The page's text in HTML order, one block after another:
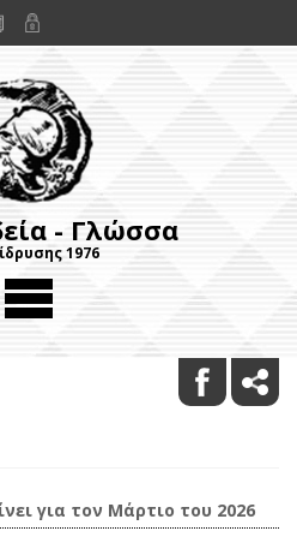
- Γλώσσα
1976
για τον Μάρτιο του 2026